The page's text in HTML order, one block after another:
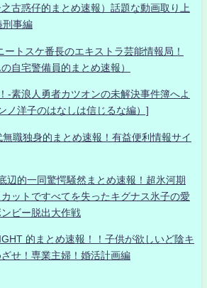
古惑仔的まとめ速報）話題な動画取り上
刑事編
トスケ番長のエキストラ芸能情報局！
自宅警備員的まとめ速報）
-素浪人勇者カツオンの未解決事件簿へよ
ノ洋子のはなしは信じるな編）]
独身的まとめ速報！有益便利情報サイ
辺的一同驚愕騒然まとめ速報！超氷河期
ットですべてを失ったキグナス氷子の愛
ビー脱出大作戦
的まとめ速報！！子供が欲しいど陰キ
せ！専業主婦！婚活計画編